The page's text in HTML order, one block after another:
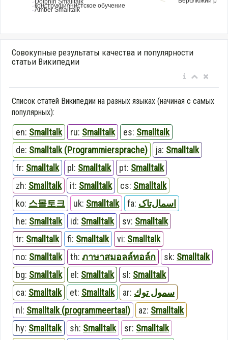
Совокупные результаты качества и популярности
статьи Википедии
Список статей Википедии на разных языках (начиная с самых
популярных):
en: Smalltalk ru: Smalltalk es: Smalltalk
de: Smalltalk (Programmiersprache) ja: Smalltalk
fr: Smalltalk pl: Smalltalk pt: Smalltalk
zh: Smalltalk it: Smalltalk cs: Smalltalk
ko: 스몰토크 uk: Smalltalk fa: اسمال‌تاک
he: Smalltalk id: Smalltalk sv: Smalltalk
tr: Smalltalk fi: Smalltalk vi: Smalltalk
no: Smalltalk th: ภาษาสมอลล์ทอล์ก sk: Smalltalk
bg: Smalltalk el: Smalltalk sl: Smalltalk
ca: Smalltalk et: Smalltalk ar: سمول توك
nl: Smalltalk (programmeertaal) az: Smalltalk
hy: Smalltalk sh: Smalltalk sr: Smalltalk